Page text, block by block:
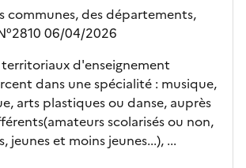
communes, des départements,
06/04/2026
territoriaux d'enseignement
dans une spécialité : musique,
arts plastiques ou danse, auprès
scolarisés ou non,
jeunes et moins jeunes...), ...